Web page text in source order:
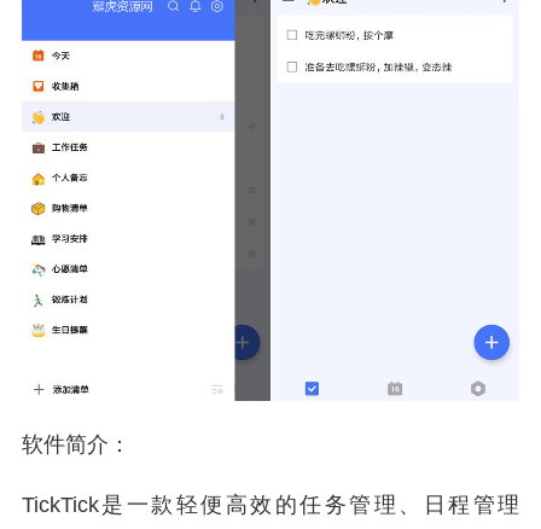
软件简介：
TickTick是一款轻便高效的任务管理、日程管理